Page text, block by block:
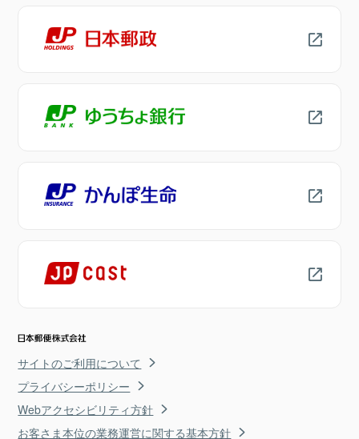
サイトのご利用について
プライバシーポリシー
Webアクセシビリティ方針
お客さま本位の業務運営に関する基本方針